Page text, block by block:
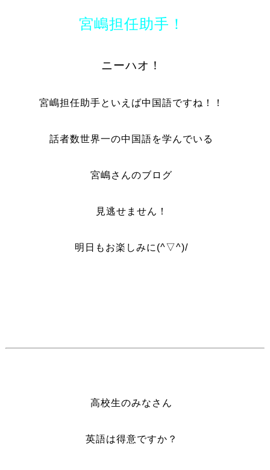
宮嶋担任助手！
ニーハオ！
宮嶋担任助手といえば中国語ですね！！
話者数世界一の中国語を学んでいる
宮嶋さんのブログ
見逃せません！
明日もお楽しみに(^▽^)/
高校生のみなさん
英語は得意ですか？